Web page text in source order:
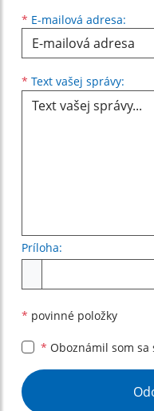
* E-mailová adresa:
* Text vašej správy:
Príloha:
* povinné položky
* Oboznámil som sa
Google reCaptcha